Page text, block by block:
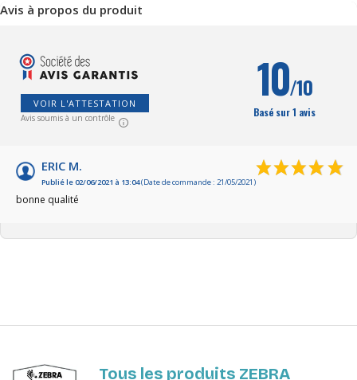
Avis à propos du produit
VOIR L'ATTESTATION
Avis soumis à un contrôle
10/10
Basé sur 1 avis
ERIC M.
Publié le 02/06/2021 à 13:04(Date de commande : 21/05/2021)
bonne qualité
Tous les produits ZEBRA